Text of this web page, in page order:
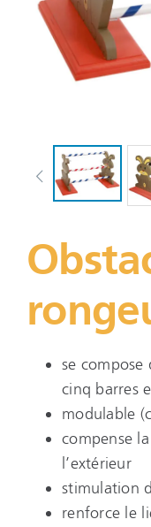
se
cinq barres
modulable
compense
l’extérieur
stimulation
renforce le